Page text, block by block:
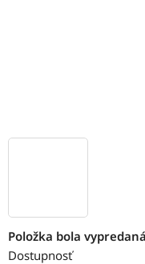
Položka bola
Dostupnosť